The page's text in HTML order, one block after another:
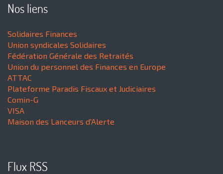
Nos liens
Solidaires Finances
Union syndicales Solidaires
Fédération Générale des Retraités
Union du personnel des Finances en Europe
ATTAC
Plateforme Paradis Fiscaux et Judiciaires
Comin-G
VISA
Maison des Lanceurs d'Alerte
Flux RSS